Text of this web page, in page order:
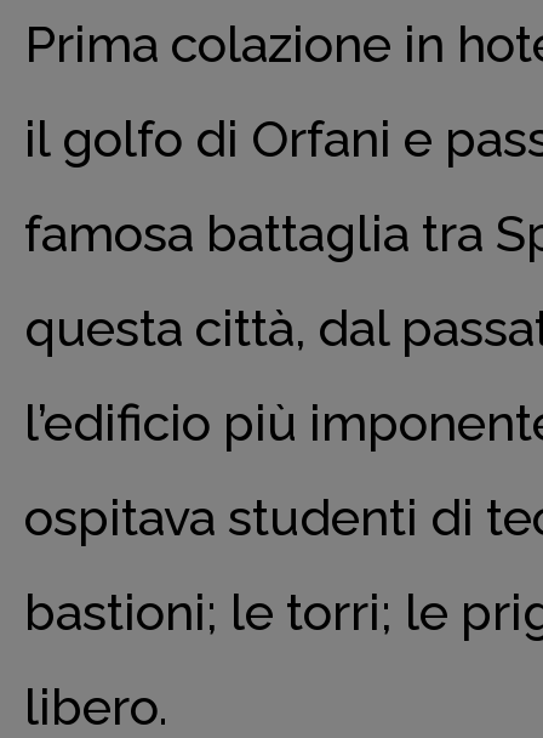
Prima colazione in
il golfo di Orfani e
famosa battaglia tra
questa città, dal
l’edificio più
ospitava studenti di
bastioni; le torri; le
libero.